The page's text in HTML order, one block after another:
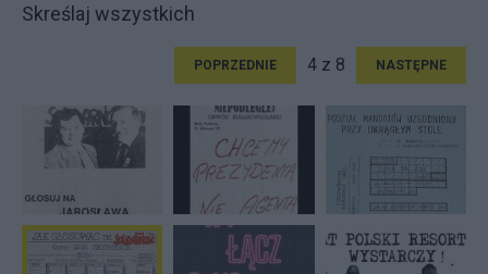
Skreślaj wszystkich
POPRZEDNIE 4 z 8 NASTĘPNE